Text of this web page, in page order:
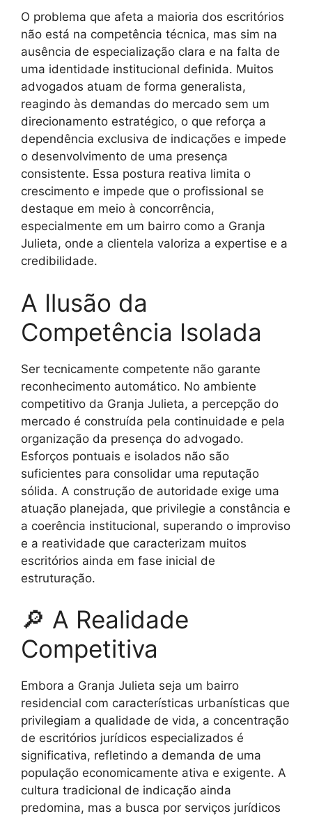
O problema que afeta a maioria dos escritórios
não está na competência técnica, mas sim na
ausência de especialização clara e na falta de
uma identidade institucional definida. Muitos
advogados atuam de forma generalista,
reagindo às demandas do mercado sem um
direcionamento estratégico, o que reforça a
dependência exclusiva de indicações e impede
o desenvolvimento de uma presença
consistente. Essa postura reativa limita o
crescimento e impede que o profissional se
destaque em meio à concorrência,
especialmente em um bairro como a Granja
Julieta, onde a clientela valoriza a expertise e a
credibilidade.
A Ilusão da
Competência Isolada
Ser tecnicamente competente não garante
reconhecimento automático. No ambiente
competitivo da Granja Julieta, a percepção do
mercado é construída pela continuidade e pela
organização da presença do advogado.
Esforços pontuais e isolados não são
suficientes para consolidar uma reputação
sólida. A construção de autoridade exige uma
atuação planejada, que privilegie a constância e
a coerência institucional, superando o improviso
e a reatividade que caracterizam muitos
escritórios ainda em fase inicial de
estruturação.
🔎 A Realidade
Competitiva
Embora a Granja Julieta seja um bairro
residencial com características urbanísticas que
privilegiam a qualidade de vida, a concentração
de escritórios jurídicos especializados é
significativa, refletindo a demanda de uma
população economicamente ativa e exigente. A
cultura tradicional de indicação ainda
predomina, mas a busca por serviços jurídicos